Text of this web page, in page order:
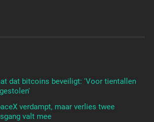
dat bitcoins beveiligt: 'Voor tientallen
verdampt, maar verlies twee
valt mee